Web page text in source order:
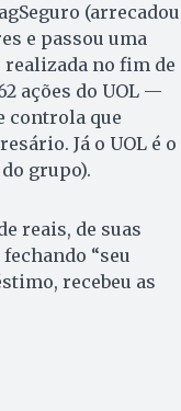
(arrecadou
e passou uma
realizada no fim de
ações do UOL —
controla que
Já o UOL é o
grupo).
reais, de suas
“seu
recebeu as